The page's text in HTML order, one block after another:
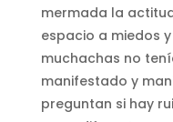
mermada la
espacio a miedos
muchachas no
manifestado y
preguntan si hay